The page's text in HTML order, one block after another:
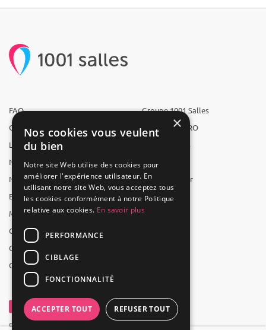
FAQ
Qui sommes-nous ?
L'équipe
Nous recrutons
Nos partenaires
Espace presse
Mentions légales
CGV
CGU
Contact
Groupe 1001 Salles
1001 Salles PRO
1001 Traiteurs
1001 Artistes
Reserverunbar
MP2
Powered by Groupe 1001Salles
×
Nos cookies vous veulent
du bien
Notre site Web utilise des cookies pour
améliorer l'expérience utilisateur. En
utilisant notre site Web, vous acceptez tous
les cookies conformément à notre Politique
relative aux cookies. En savoir plus
PERFORMANCE
CIBLAGE
FONCTIONNALITÉ
ACCEPTER TOUT REFUSER TOUT